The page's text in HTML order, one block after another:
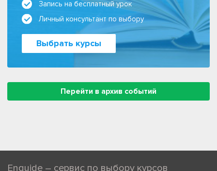
Запись на бесплатный урок
Личный консультант по выбору
Выбрать курсы
Перейти в архив событий
Enguide – сервис по выбору курсов